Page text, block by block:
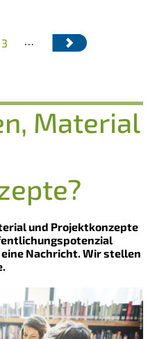
Seite
3
Material
und Projektkonzepte
Nachricht. Wir stellen